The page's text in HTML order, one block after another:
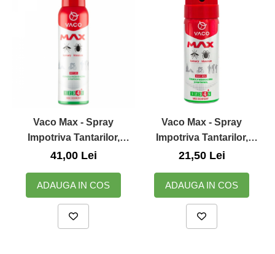
Vaco Max - Spray
Impotriva Tantarilor,
Capuselor si Mustelor,
41,00 Lei
ADAUGA IN COS
Vaco Max - Spray
Impotriva Tantarilor,
Capuselor si Mustelor,
21,50 Lei
ADAUGA IN COS